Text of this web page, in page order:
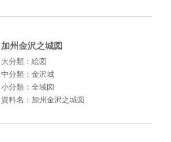
加州金沢之城図
大分類：絵図
中分類：金沢城
小分類：全域図
資料名：加州金沢之城図